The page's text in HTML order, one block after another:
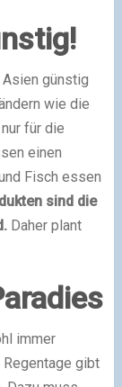
Asien günstig
wie die
für die
einen
Fisch essen
sind die
Daher plant
immer
gibt